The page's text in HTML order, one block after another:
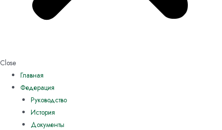
Close
Главная
Федерация
Руководство
История
Документы